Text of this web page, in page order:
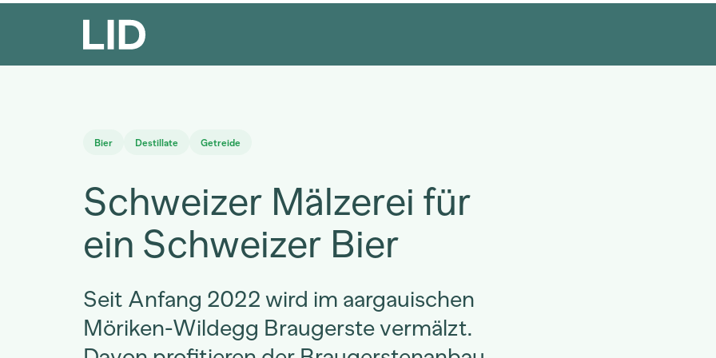
Bier Destillate Getreide
Schweizer Mälzerei für
ein Schweizer Bier
Seit Anfang 2022 wird im aargauischen
Möriken-Wildegg Braugerste vermälzt.